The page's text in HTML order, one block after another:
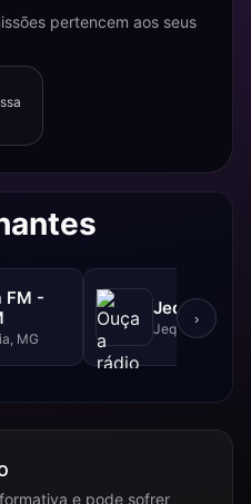
pertencem aos seus
FM -
MG
Jequitibá
Jequitibá, MG
›
e pode sofrer